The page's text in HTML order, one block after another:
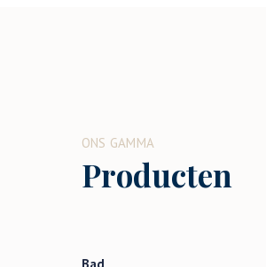
ONS GAMMA
Producten